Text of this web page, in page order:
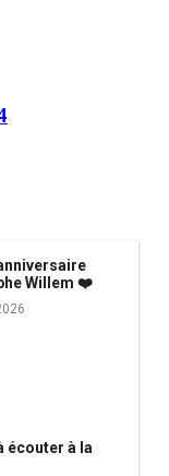
Willem ❤️
écouter à la